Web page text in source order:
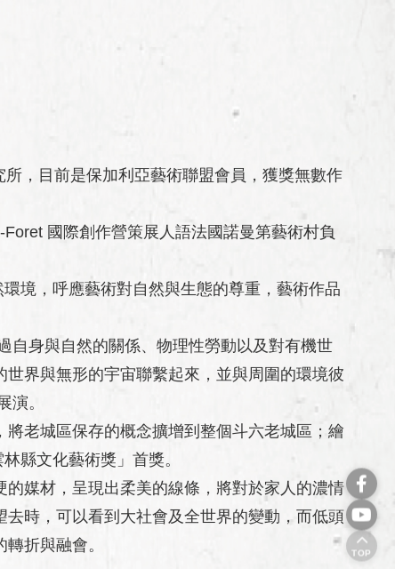
，目前是保加利亞藝術聯盟會員，獲獎無數作
國際創作營策展人語法國諾曼第藝術村負
境，呼應藝術對自然與生態的尊重，藝術作品
自身與自然的關係、物理性勞動以及對有機世
界與無形的宇宙聯繫起來，並與周圍的環境彼
演。
老城區保存的概念擴增到整個斗六老城區；繪
縣文化藝術獎」首獎。
媒材，呈現出柔美的線條，將對於家人的濃情
時，可以看到大社會及全世界的變動，而低頭
折與融會。
TOP